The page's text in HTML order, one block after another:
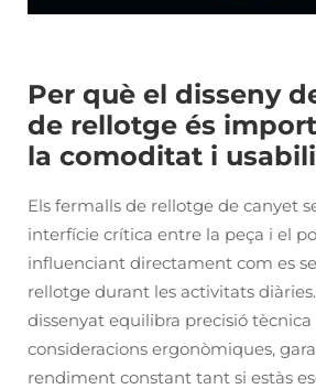
Per què el disseny
de rellotge és
la comoditat i
Els fermalls de rellotge de canyet
interfície crítica entre la peça i el
influenciant directament com es
rellotge durant les activitats
dissenyat equilibra precisió
consideracions ergonòmiques,
rendiment constant tant si estàs